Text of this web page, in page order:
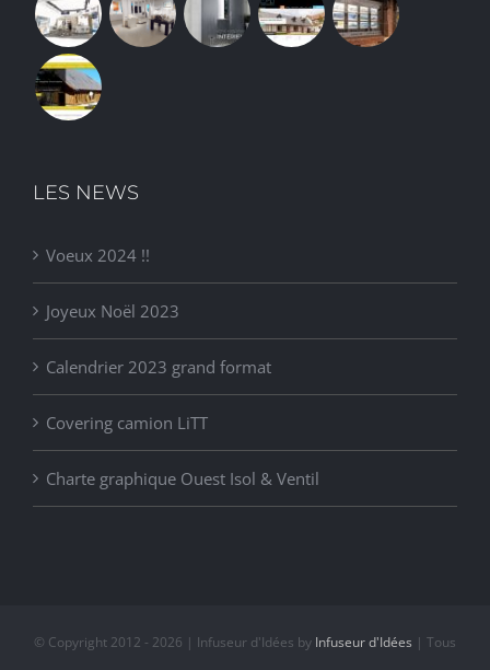
LES NEWS
Voeux 2024 !!
Joyeux Noël 2023
Calendrier 2023 grand format
Covering camion LiTT
Charte graphique Ouest Isol & Ventil
© Copyright 2012 - 2026 | Infuseur d'Idées by Infuseur d'Idées | Tous